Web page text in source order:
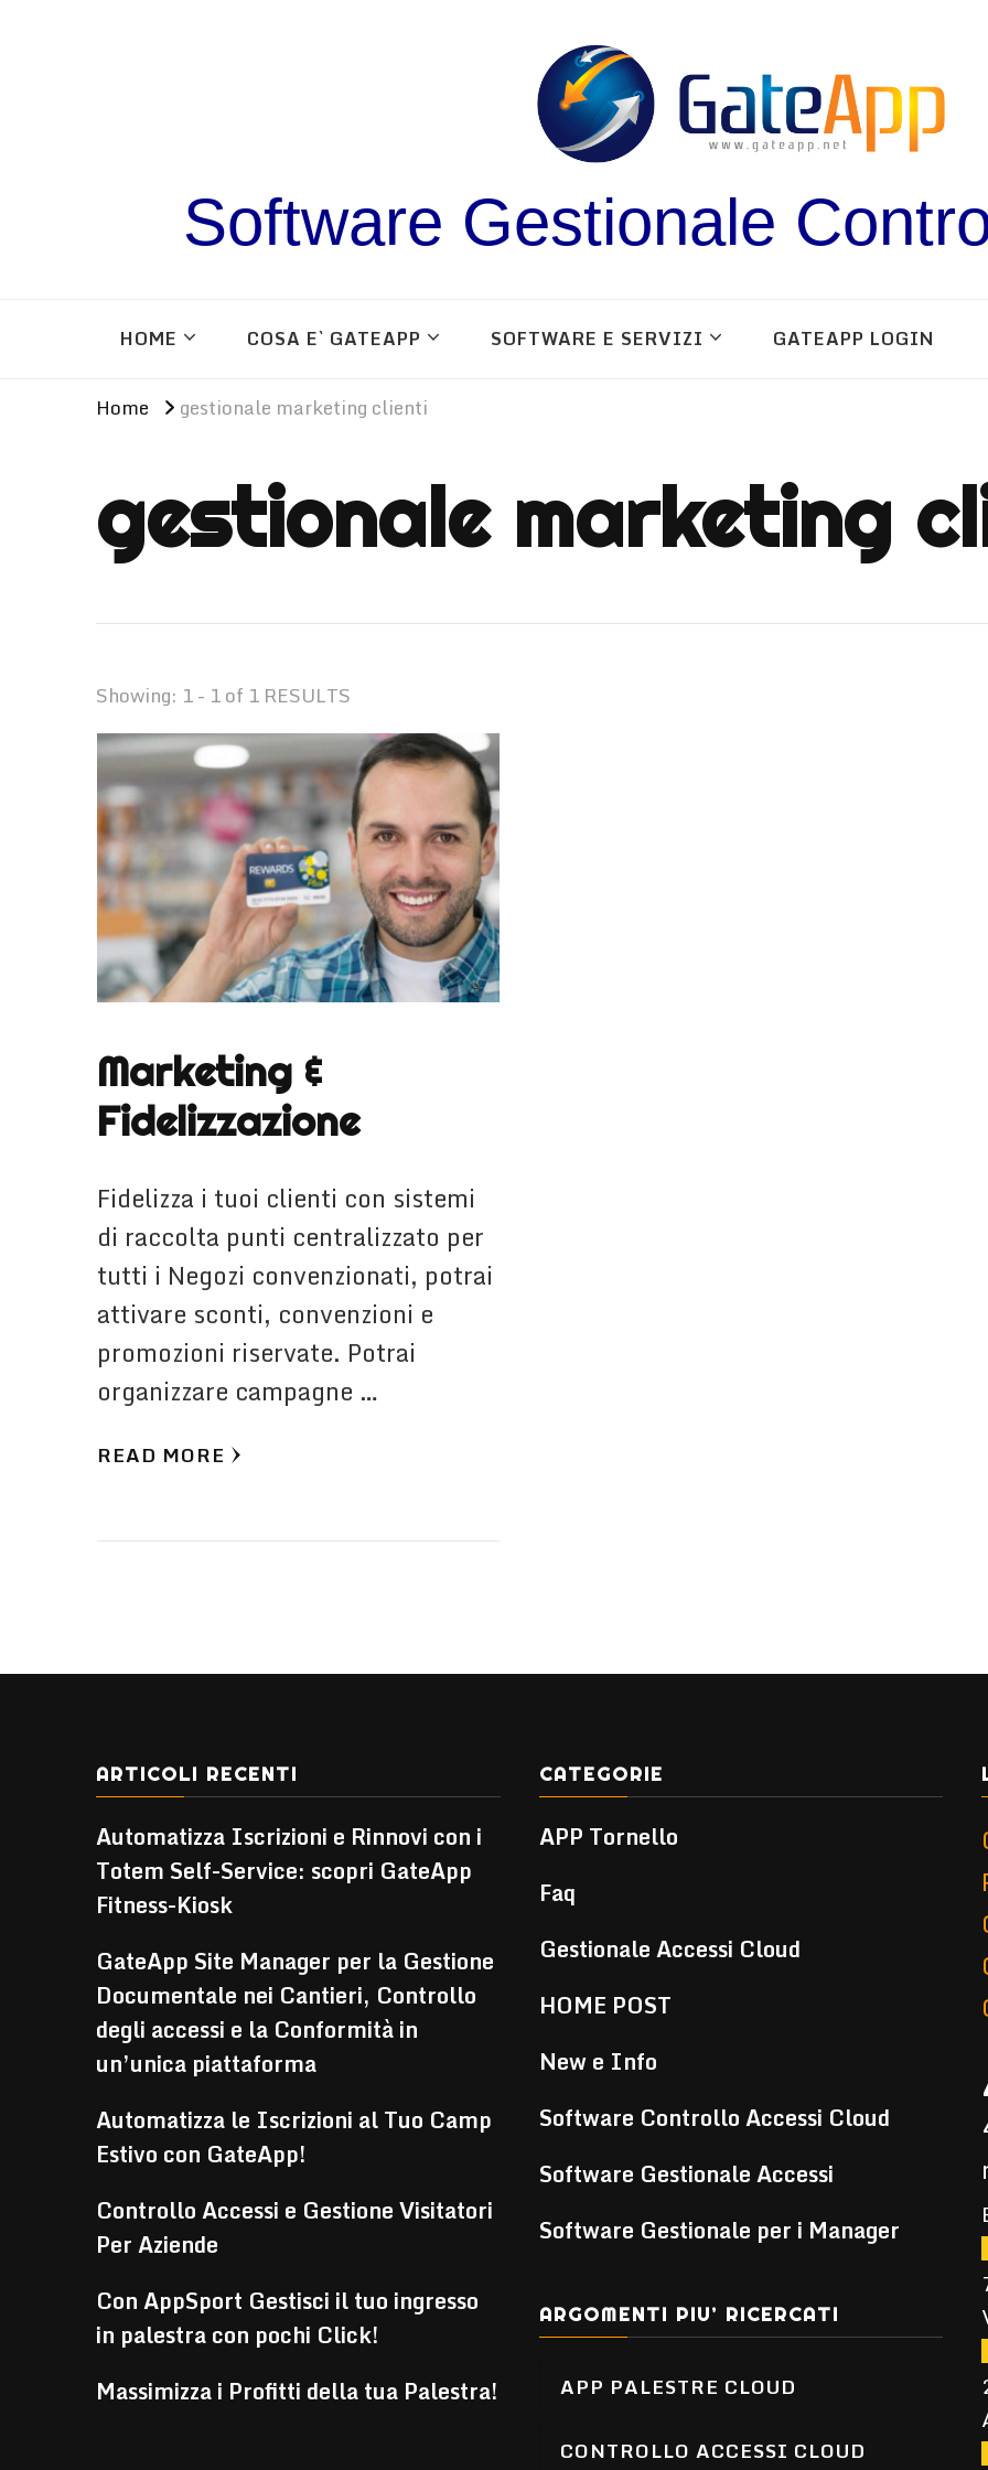
Software Gestionale
HOME COSA E` GATEAPP SOFTWARE E SERVIZI GATEAPP LOGIN
Home gestionale marketing clienti
gestionale marketing
Showing: 1 - 1 of 1 RESULTS
Marketing &
Fidelizzazione
Fidelizza i tuoi clienti con sistemi
di raccolta punti centralizzato per
tutti i Negozi convenzionati, potrai
attivare sconti, convenzioni e
promozioni riservate. Potrai
organizzare campagne …
READ MORE
ARTICOLI RECENTI
Automatizza Iscrizioni e Rinnovi con i
Totem Self-Service: scopri GateApp
Fitness-Kiosk
GateApp Site Manager per la Gestione
Documentale nei Cantieri, Controllo
degli accessi e la Conformità in
un’unica piattaforma
Automatizza le Iscrizioni al Tuo Camp
Estivo con GateApp!
Controllo Accessi e Gestione Visitatori
Per Aziende
Con AppSport Gestisci il tuo ingresso
in palestra con pochi Click!
Massimizza i Profitti della tua Palestra!
CATEGORIE
APP Tornello
Faq
Gestionale Accessi Cloud
HOME POST
New e Info
Software Controllo Accessi Cloud
Software Gestionale Accessi
Software Gestionale per i Manager
ARGOMENTI PIU’ RICERCATI
APP PALESTRE CLOUD
CONTROLLO ACCESSI CLOUD